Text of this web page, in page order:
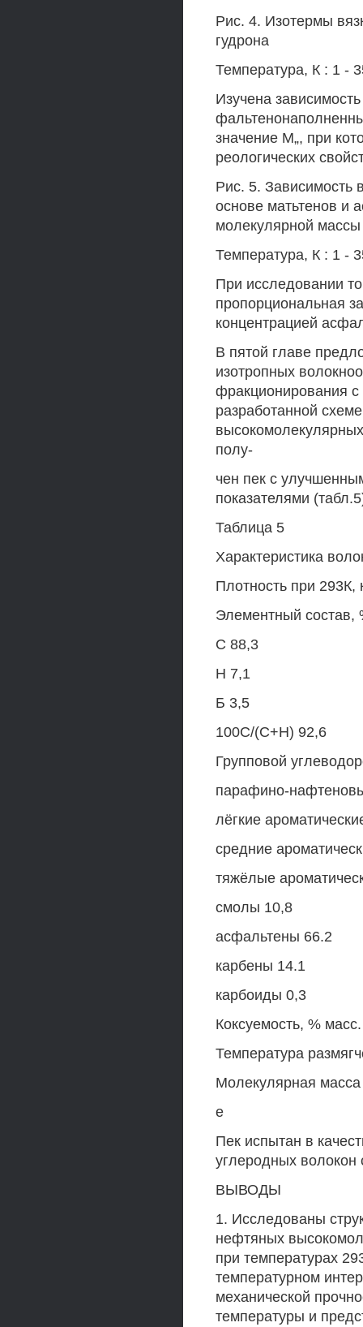
Рис. 4. Изотермы
гудрона
Температура, К : 1 -
Изучена
значение М„, при
реологических
Рис. 5. Зависимость
основе матьтенов и
молекулярной массы
Температура, К : 1 -
При исследовании
пропорциональная
концентрацией
В пятой главе
изотропных
фракционирования
разработанной
полу-
чен пек с
показателями
Таблица 5
Характеристика
Плотность при 293К,
Элементный состав,
С 88,3
Н 7,1
Б 3,5
100С/(С+Н) 92,6
Групповой
парафино-
лёгкие
средние
тяжёлые
смолы 10,8
асфальтены 66.2
карбены 14.1
карбоиды 0,3
Коксуемость, %
Температура
Молекулярная
е
Пек испытан в
углеродных волокон
ВЫВОДЫ
1. Исследованы
нефтяных
при температурах
температурном
механической
температуры и